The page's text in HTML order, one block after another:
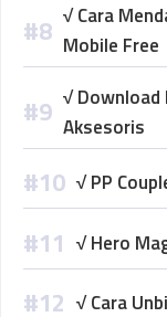
√ Cara
Mobile Free
√ Download
Aksesoris
√ PP
√ Hero
√ Cara